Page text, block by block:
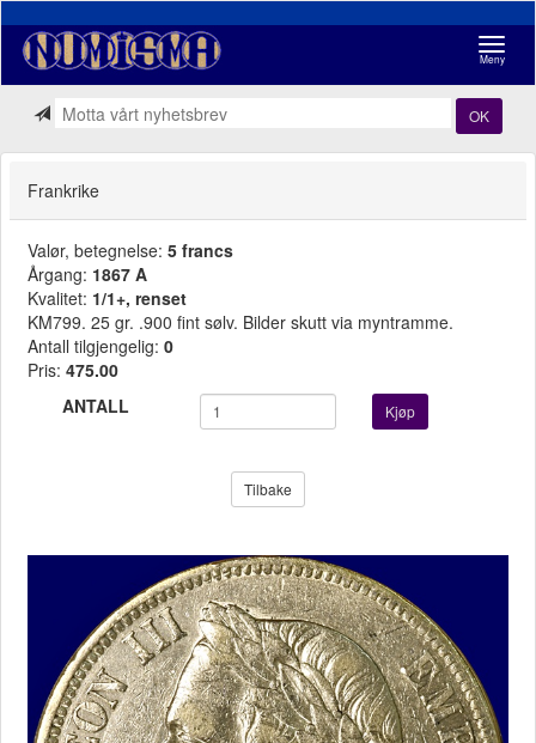
Meny
OK
Frankrike
Valør, betegnelse: 5 francs
Årgang: 1867 A
Kvalitet: 1/1+, renset
KM799. 25 gr. .900 fint sølv. Bilder skutt via myntramme.
Antall tilgjengelig: 0
Pris: 475.00
ANTALL
Kjøp
Tilbake